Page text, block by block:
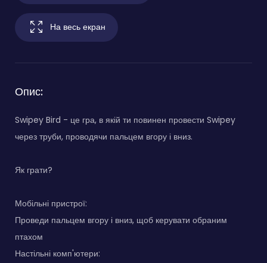
На весь екран
Опис:
Swipey Bird - це гра, в якій ти повинен провести Swipey
через труби, проводячи пальцем вгору і вниз.
Як грати?
Мобільні пристрої:
Проведи пальцем вгору і вниз, щоб керувати обраним
птахом
Настільні комп'ютери: